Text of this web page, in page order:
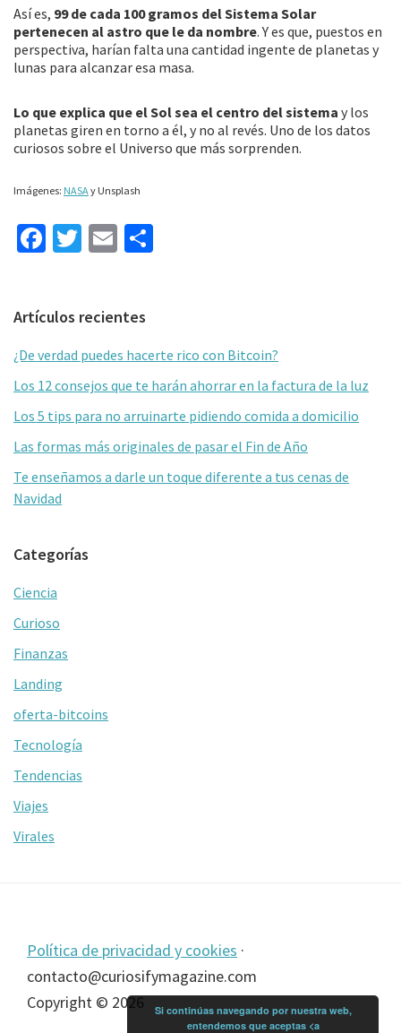
Así es, 99 de cada 100 gramos del Sistema Solar
pertenecen al astro que le da nombre. Y es que, puestos en
perspectiva, harían falta una cantidad ingente de planetas y
lunas para alcanzar esa masa.
Lo que explica que el Sol sea el centro del sistema y los
planetas giren en torno a él, y no al revés. Uno de los datos
curiosos sobre el Universo que más sorprenden.
Imágenes: NASAy Unsplash
Fa
o
o
k
T
er
E
l
ar
tir
Barra
lateral
primaria
Artículos recientes
¿De verdad puedes hacerte rico con Bitcoin?
Los 12 consejos que te harán ahorrar en la factura de la luz
Los 5 tips para no arruinarte pidiendo comida a domicilio
Las formas más originales de pasar el Fin de Año
Te enseñamos a darle un toque diferente a tus cenas de
Navidad
Categorías
Ciencia
Curioso
Finanzas
Landing
oferta-bitcoins
Tecnología
Tendencias
Viajes
Virales
Footer
Política de privacidad y cookies ·
contacto@curiosifymagazine.com
Copyright © 2026
Si continúas navegando por nuestra web,
entendemos que aceptas <a